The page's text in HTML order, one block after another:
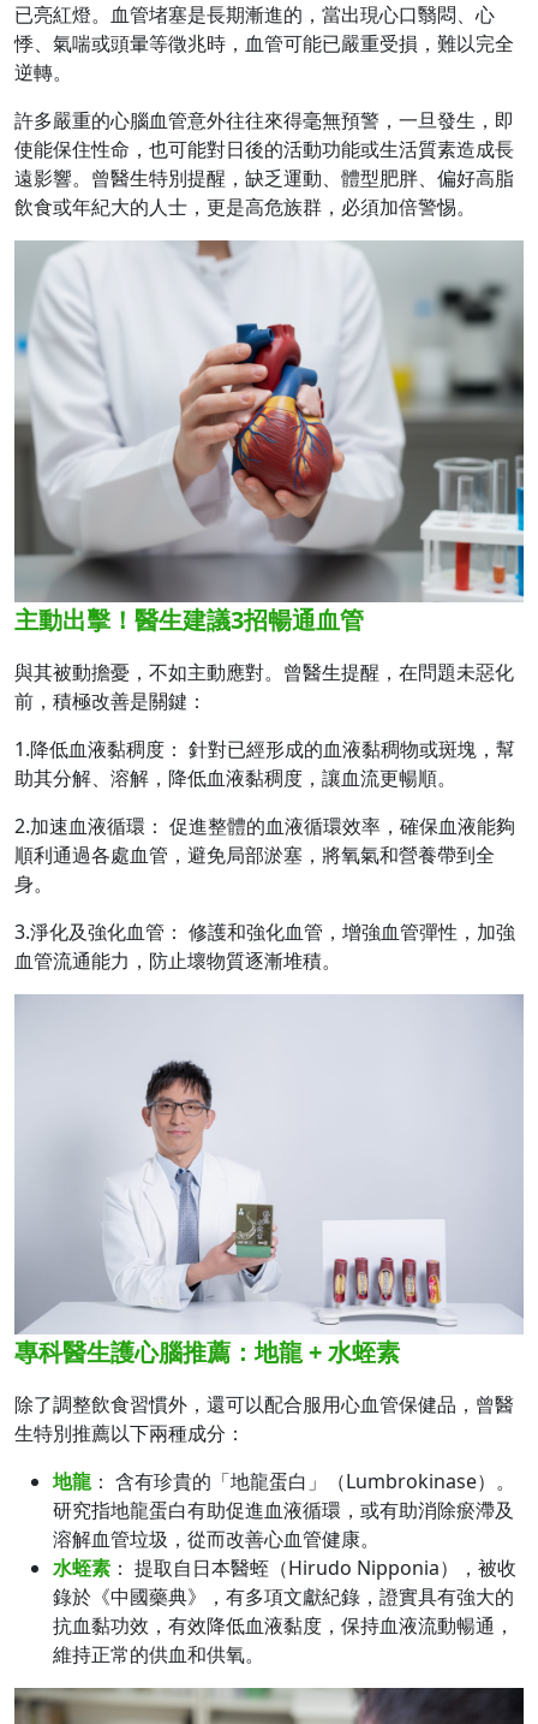
已亮紅燈。血管堵塞是長期漸進的，當出現心口翳悶、心
悸、氣喘或頭暈等徵兆時，血管可能已嚴重受損，難以完全
逆轉。
許多嚴重的心腦血管意外往往來得毫無預警，一旦發生，即
使能保住性命，也可能對日後的活動功能或生活質素造成長
遠影響。曾醫生特別提醒，缺乏運動、體型肥胖、偏好高脂
飲食或年紀大的人士，更是高危族群，必須加倍警惕。
主動出擊！醫生建議3招暢通血管
與其被動擔憂，不如主動應對。曾醫生提醒，在問題未惡化
前，積極改善是關鍵：
1.降低血液黏稠度： 針對已經形成的血液黏稠物或斑塊，幫
助其分解、溶解，降低血液黏稠度，讓血流更暢順。
2.加速血液循環： 促進整體的血液循環效率，確保血液能夠
順利通過各處血管，避免局部淤塞，將氧氣和營養帶到全
身。
3.淨化及強化血管： 修護和強化血管，增強血管彈性，加強
血管流通能力，防止壞物質逐漸堆積。
專科醫生護心腦推薦：地龍 + 水蛭素
除了調整飲食習慣外，還可以配合服用心血管保健品，曾醫
生特別推薦以下兩種成分：
地龍： 含有珍貴的「地龍蛋白」（Lumbrokinase）。
研究指地龍蛋白有助促進血液循環，或有助消除瘀滯及
溶解血管垃圾，從而改善心血管健康。
水蛭素 ： 提取自日本醫蛭（Hirudo Nipponia），被收
錄於《中國藥典》，有多項文獻紀錄，證實具有強大的
抗血黏功效，有效降低血液黏度，保持血液流動暢通，
維持正常的供血和供氧。